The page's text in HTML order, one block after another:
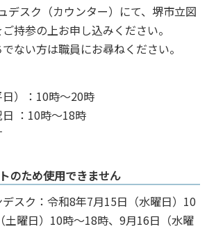
デスク（カウンター）にて、堺市⽴図
持参の上お申し込みください。
ない⽅は職員にお尋ねください。
）：10時～20時
：10時～18時
のため使用できません
スク：令和8年7月15日（水曜日）10
土曜日）10時～18時、9月16日（水曜